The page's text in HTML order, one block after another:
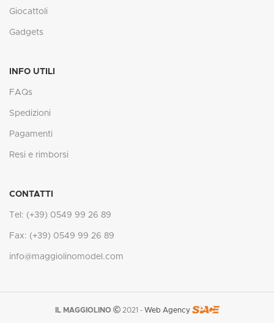
Giocattoli
Gadgets
INFO UTILI
FAQs
Spedizioni
Pagamenti
Resi e rimborsi
CONTATTI
Tel: (+39) 0549 99 26 89
Fax: (+39) 0549 99 26 89
info@maggiolinomodel.com
IL MAGGIOLINO 2021 - Web Agency